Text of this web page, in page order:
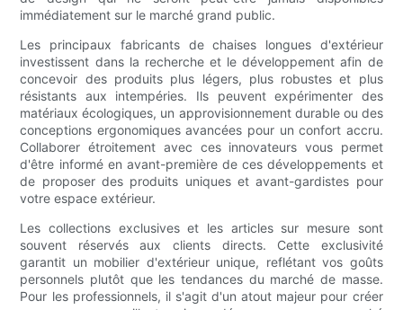
immédiatement sur le marché grand public.
Les principaux fabricants de chaises longues d'extérieur
investissent dans la recherche et le développement afin de
concevoir des produits plus légers, plus robustes et plus
résistants aux intempéries. Ils peuvent expérimenter des
matériaux écologiques, un approvisionnement durable ou des
conceptions ergonomiques avancées pour un confort accru.
Collaborer étroitement avec ces innovateurs vous permet
d'être informé en avant-première de ces développements et
de proposer des produits uniques et avant-gardistes pour
votre espace extérieur.
Les collections exclusives et les articles sur mesure sont
souvent réservés aux clients directs. Cette exclusivité
garantit un mobilier d'extérieur unique, reflétant vos goûts
personnels plutôt que les tendances du marché de masse.
Pour les professionnels, il s'agit d'un atout majeur pour créer